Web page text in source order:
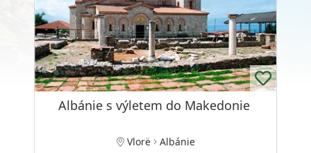
Albánie s výletem do Makedonie
Vlorë Albánie